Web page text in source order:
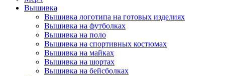
Вышивка
Вышивка логотипа на готовых изделиях
Вышивка на футболках
Вышивка на поло
Вышивка на спортивных костюмах
Вышивка на майках
Вышивка на шортах
Вышивка на бейсболках